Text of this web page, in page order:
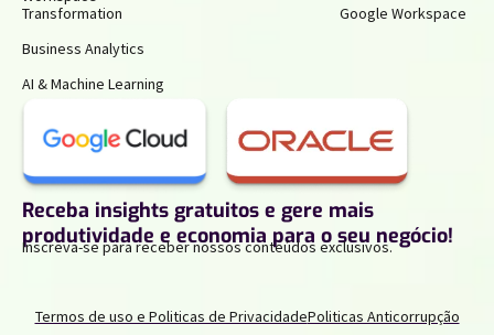
Transformation
Business Analytics
AI & Machine Learning
Google Workspace
Receba insights gratuitos e gere mais
produtividade e economia para o seu negócio!
Inscreva-se para receber nossos conteúdos exclusivos.
Termos de uso e Politicas de PrivacidadePoliticas Anticorrupção